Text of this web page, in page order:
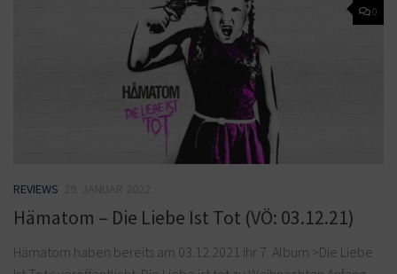
0
REVIEWS
Hämatom – Die Liebe Ist Tot (VÖ: 03.12.21)
Hämatom haben bereits am 03.12.2021 ihr 7. Album >Die Liebe